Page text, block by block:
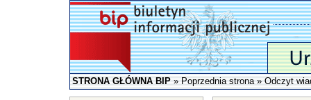
STRONA GŁÓWNA BIP»Poprzednia strona» Odczyt